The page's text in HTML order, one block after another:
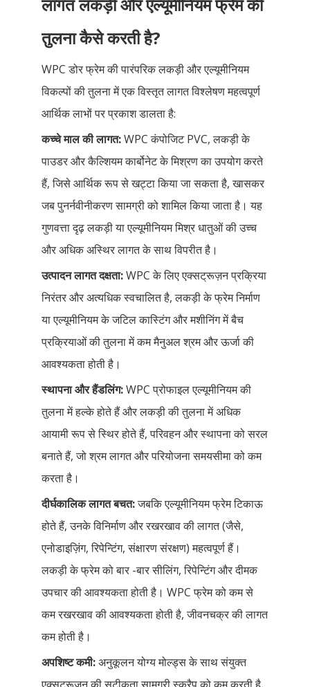
तुलना कैसे करती है?
WPC डोर फ्रेम की पारंपरिक लकड़ी और एल्यूमीनियम
विकल्पों की तुलना में एक विस्तृत लागत विश्लेषण महत्वपूर्ण
आर्थिक लाभों पर प्रकाश डालता है:
कच्चे माल की लागत:WPC कंपोजिट PVC, लकड़ी के
पाउडर और कैल्शियम कार्बोनेट के मिश्रण का उपयोग करते
हैं, जिसे आर्थिक रूप से खट्टा किया जा सकता है, खासकर
जब पुनर्नवीनीकरण सामग्री को शामिल किया जाता है। यह
गुणवत्ता दृढ़ लकड़ी या एल्यूमीनियम मिश्र धातुओं की उच्च
और अधिक अस्थिर लागत के साथ विपरीत है।
उत्पादन लागत दक्षता:WPC के लिए एक्सट्रूज़न प्रक्रिया
निरंतर और अत्यधिक स्वचालित है, लकड़ी के फ्रेम निर्माण
या एल्यूमीनियम के जटिल कास्टिंग और मशीनिंग में बैच
प्रक्रियाओं की तुलना में कम मैनुअल श्रम और ऊर्जा की
आवश्यकता होती है।
स्थापना और हैंडलिंग:WPC प्रोफाइल एल्यूमीनियम की
तुलना में हल्के होते हैं और लकड़ी की तुलना में अधिक
आयामी रूप से स्थिर होते हैं, परिवहन और स्थापना को सरल
बनाते हैं, जो श्रम लागत और परियोजना समयसीमा को कम
करता है।
दीर्घकालिक लागत बचत:जबकि एल्यूमीनियम फ्रेम टिकाऊ
होते हैं, उनके विनिर्माण और रखरखाव की लागत (जैसे,
एनोडाइज़िंग, रिपेन्टिंग, संक्षारण संरक्षण) महत्वपूर्ण हैं।
लकड़ी के फ्रेम को बार -बार सीलिंग, रिपेन्टिंग और दीमक
उपचार की आवश्यकता होती है। WPC फ्रेम को कम से
कम रखरखाव की आवश्यकता होती है, जीवनचक्र की लागत
कम होती है।
अपशिष्ट कमी:अनुकूलन योग्य मोल्ड्स के साथ संयुक्त